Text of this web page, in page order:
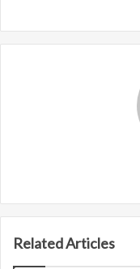
Related Articles